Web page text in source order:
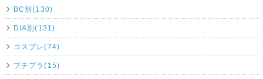
BC別(130)
DIA別(131)
コスプレ(74)
プチプラ(15)